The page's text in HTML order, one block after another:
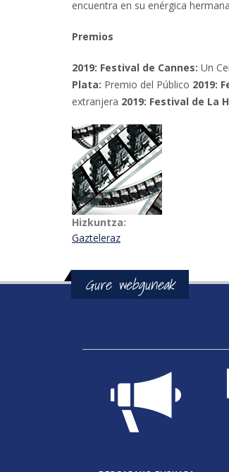
encuentra en su enérgica
Premios
2019: Festival de Cannes: Un
Plata: Premio del Público 2019:
extranjera 2019: Festival de La
Hizkuntza:
Gazteleraz
Gure webguneak